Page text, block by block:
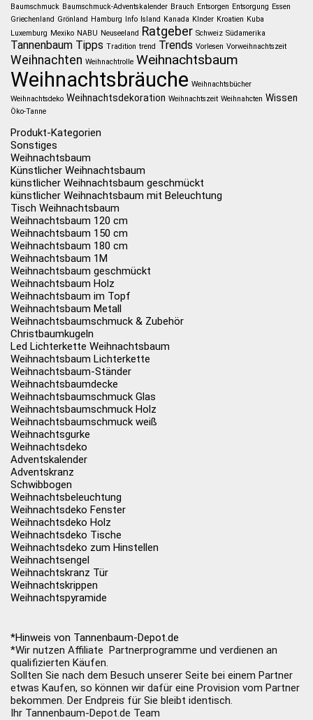
Baumschmuck Baumschmuck-Adventskalender Brauch Entsorgen Entsorgung Essen
Griechenland Grönland Hamburg Info Island Kanada KInder Kroatien Kuba
Luxemburg Mexiko NABU Neuseeland Ratgeber Schweiz Südamerika
Tannenbaum Tipps Tradition trend Trends Vorlesen Vorweihnachtszeit
Weihnachten Weihnachtrolle Weihnachtsbaum
Weihnachtsbräuche Weihnachtsbücher
Weihnachtsdeko Weihnachtsdekoration Weihnachtszeit Weihnahcten Wissen
Öko-Tanne
Produkt-Kategorien
Sonstiges
Weihnachtsbaum
Künstlicher Weihnachtsbaum
künstlicher Weihnachtsbaum geschmückt
künstlicher Weihnachtsbaum mit Beleuchtung
Tisch Weihnachtsbaum
Weihnachtsbaum 120 cm
Weihnachtsbaum 150 cm
Weihnachtsbaum 180 cm
Weihnachtsbaum 1M
Weihnachtsbaum geschmückt
Weihnachtsbaum Holz
Weihnachtsbaum im Topf
Weihnachtsbaum Metall
Weihnachtsbaumschmuck & Zubehör
Christbaumkugeln
Led Lichterkette Weihnachtsbaum
Weihnachtsbaum Lichterkette
Weihnachtsbaum-Ständer
Weihnachtsbaumdecke
Weihnachtsbaumschmuck Glas
Weihnachtsbaumschmuck Holz
Weihnachtsbaumschmuck weiß
Weihnachtsgurke
Weihnachtsdeko
Adventskalender
Adventskranz
Schwibbogen
Weihnachtsbeleuchtung
Weihnachtsdeko Fenster
Weihnachtsdeko Holz
Weihnachtsdeko Tische
Weihnachtsdeko zum Hinstellen
Weihnachtsengel
Weihnachtskranz Tür
Weihnachtskrippen
Weihnachtspyramide
*Hinweis von Tannenbaum-Depot.de
*Wir nutzen Affiliate Partnerprogramme und verdienen an
qualifizierten Käufen.
Sollten Sie nach dem Besuch unserer Seite bei einem Partner
etwas Kaufen, so können wir dafür eine Provision vom Partner
bekommen. Der Endpreis für Sie bleibt identisch.
Ihr Tannenbaum-Depot.de Team